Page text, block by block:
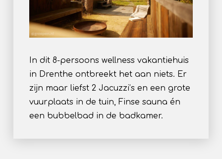
In dit 8-persoons wellness vakantiehuis
in Drenthe ontbreekt het aan niets. Er
zijn maar liefst 2 Jacuzzi’s en een grote
vuurplaats in de tuin, Finse sauna én
een bubbelbad in de badkamer.